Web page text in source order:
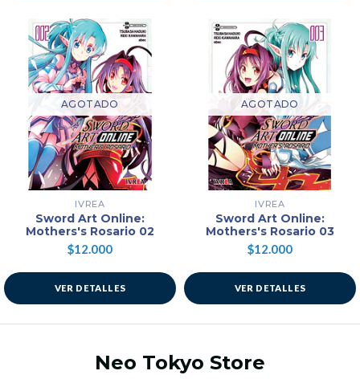
AGOTADO
IVREA
Sword Art Online:
Mothers's Rosario 02
$12.000
VER DETALLES
AGOTADO
IVREA
Sword Art Online:
Mothers's Rosario 03
$12.000
VER DETALLES
Neo Tokyo Store